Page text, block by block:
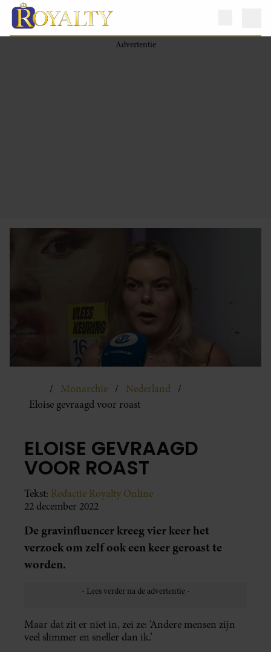
Monarchie
Nederland
Eloise gevraagd voor roast
ELOISE GEVRAAGD
VOOR ROAST
Tekst: Redactie Royalty Online
22 december 2022
De gravinfluencer kreeg vier keer het
verzoek om zelf ook een keer geroast te
worden.
Maar dat zit er niet in, zei ze: ‘Andere mensen zijn
veel slimmer en sneller dan ik.’